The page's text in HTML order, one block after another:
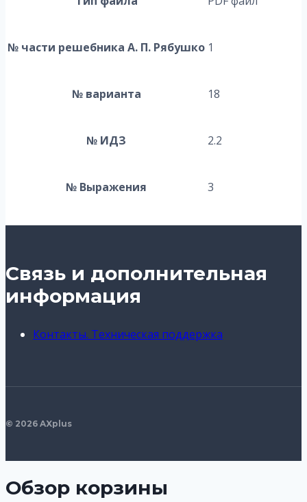
№ части решебника А. П. Рябушко 1
№ варианта 18
№ ИДЗ 2.2
№ Выражения 3
Связь и дополнительная
информация
Контакты. Техническая поддержка
© 2026 AXplus
Обзор корзины